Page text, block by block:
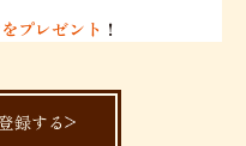
プレゼント ！
録する